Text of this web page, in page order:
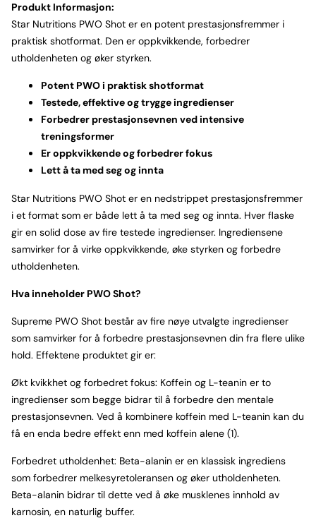
Produkt Informasjon:
Star Nutritions PWO Shot er en potent prestasjonsfremmer i
praktisk shotformat. Den er oppkvikkende, forbedrer
utholdenheten og øker styrken.
Potent PWO i praktisk shotformat
Testede, effektive og trygge ingredienser
Forbedrer prestasjonsevnen ved intensive
treningsformer
Er oppkvikkende og forbedrer fokus
Lett å ta med seg og innta
Star Nutritions PWO Shot er en nedstrippet prestasjonsfremmer
i et format som er både lett å ta med seg og innta. Hver flaske
gir en solid dose av fire testede ingredienser. Ingrediensene
samvirker for å virke oppkvikkende, øke styrken og forbedre
utholdenheten.
Hva inneholder PWO Shot?
Supreme PWO Shot består av fire nøye utvalgte ingredienser
som samvirker for å forbedre prestasjonsevnen din fra flere ulike
hold. Effektene produktet gir er:
Økt kvikkhet og forbedret fokus: Koffein og L-teanin er to
ingredienser som begge bidrar til å forbedre den mentale
prestasjonsevnen. Ved å kombinere koffein med L-teanin kan du
få en enda bedre effekt enn med koffein alene (1).
Forbedret utholdenhet: Beta-alanin er en klassisk ingrediens
som forbedrer melkesyretoleransen og øker utholdenheten.
Beta-alanin bidrar til dette ved å øke musklenes innhold av
karnosin, en naturlig buffer.